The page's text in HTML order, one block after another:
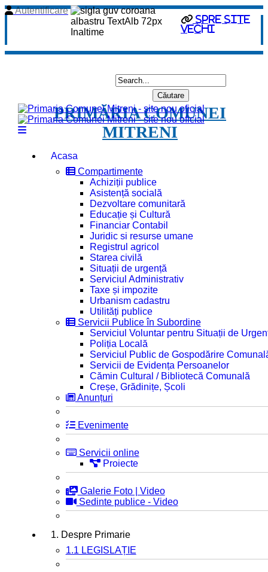
spre site
vechi
Autentificare
PRIMĂRIA COMUNEI
MITRENI
Acasa
Compartimente
Achiziții publice
Asistență socială
Dezvoltare comunitară
Educație și Cultură
Financiar Contabil
Juridic si resurse umane
Registrul agricol
Starea civilă
Situații de urgență
Serviciul Administrativ
Taxe și impozite
Urbanism cadastru
Utilități publice
Servicii Publice în Subordine
Serviciul Voluntar pentru Situații de
Poliția Locală
Serviciul Public de Gospodărire
Servicii de Evidența Persoanelor
Cămin Cultural / Bibliotecă Comunală
Creșe, Grădinițe, Școli
Anunțuri
Evenimente
Servicii online
Proiecte
Galerie Foto | Video
Sedinte publice - Video
1. Despre Primarie
1.1 LEGISLAȚIE